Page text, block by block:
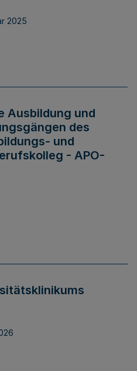
2025
Ausbildung und
des
und
- APO-